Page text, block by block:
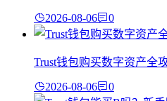
2026-08-06 0
Trust钱包购买数字资产全
2026-08-06 0